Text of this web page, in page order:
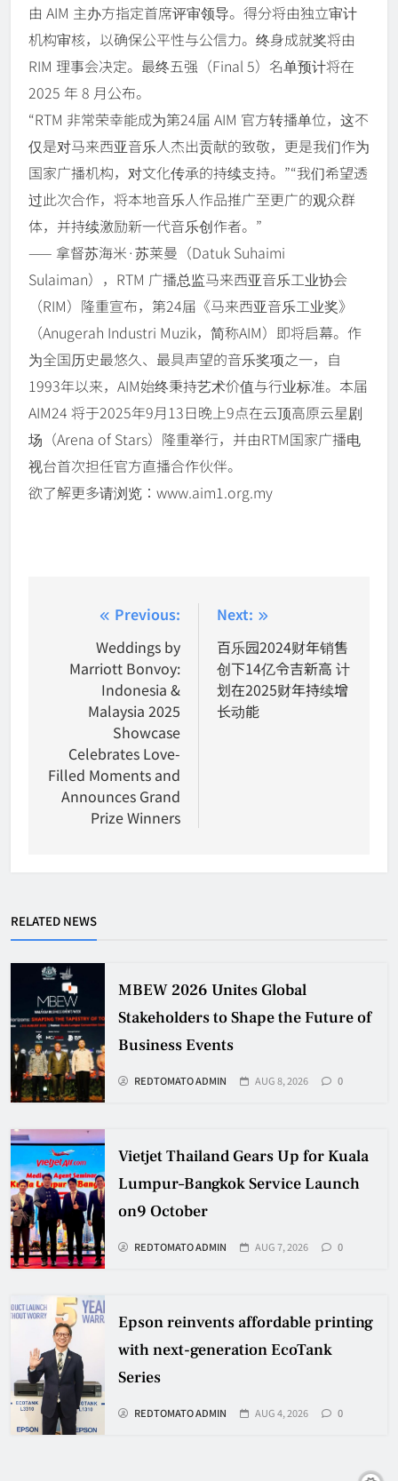
由 AIM 主办方指定首席评审领导。得分将由独立审计
机构审核，以确保公平性与公信力。终身成就奖将由
RIM 理事会决定。最终五强（Final 5）名单预计将在
2025 年 8 月公布。
“RTM 非常荣幸能成为第24届 AIM 官方转播单位，这不
仅是对马来西亚音乐人杰出贡献的致敬，更是我们作为
国家广播机构，对文化传承的持续支持。”“我们希望透
过此次合作，将本地音乐人作品推广至更广的观众群
体，并持续激励新一代音乐创作者。”
—— 拿督苏海米·苏莱曼（Datuk Suhaimi
Sulaiman），RTM 广播总监马来西亚音乐工业协会
（RIM）隆重宣布，第24届《马来西亚音乐工业奖》
（Anugerah Industri Muzik，简称AIM）即将启幕。作
为全国历史最悠久、最具声望的音乐奖项之一，自
1993年以来，AIM始终秉持艺术价值与行业标准。本届
AIM24 将于2025年9月13日晚上9点在云顶高原云星剧
场（Arena of Stars）隆重举行，并由RTM国家广播电
视台首次担任官方直播合作伙伴。
欲了解更多请浏览：www.aim1.org.my
navigation
Previous:
Weddings by
Marriott Bonvoy:
Indonesia &
Malaysia 2025
Showcase
Celebrates Love-
Filled Moments and
Announces Grand
Prize Winners
Next:
百乐园2024财年销售
创下14亿令吉新高 计
划在2025财年持续增
长动能
RELATED NEWS
MBEW 2026 Unites Global
Stakeholders to Shape the Future of
Business Events
REDTOMATO ADMIN AUG 8, 2026 0
Vietjet Thailand Gears Up for Kuala
Lumpur–Bangkok Service Launch
on9 October
REDTOMATO ADMIN AUG 7, 2026 0
Epson reinvents affordable printing
with next-generation EcoTank
Series
REDTOMATO ADMIN AUG 4, 2026 0